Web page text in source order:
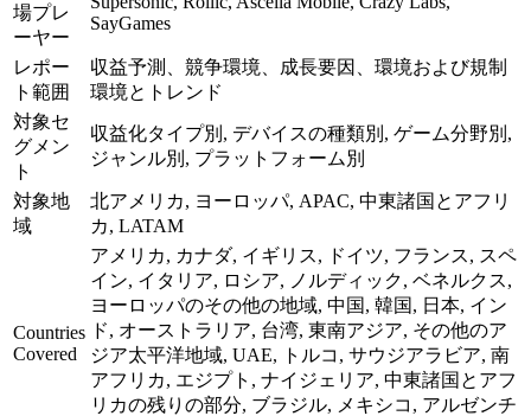
場プレ
ーヤー
SayGames
レポー
ト範囲
収益予測、競争環境、成長要因、環境および規制
環境とトレンド
対象セ
グメン
ト
収益化タイプ別, デバイスの種類別, ゲーム分野別,
ジャンル別, プラットフォーム別
対象地
域
北アメリカ, ヨーロッパ, APAC, 中東諸国とアフリ
カ, LATAM
Countries
Covered
アメリカ, カナダ, イギリス, ドイツ, フランス, スペ
イン, イタリア, ロシア, ノルディック, ベネルクス,
ヨーロッパのその他の地域, 中国, 韓国, 日本, イン
ド, オーストラリア, 台湾, 東南アジア, その他のア
ジア太平洋地域, UAE, トルコ, サウジアラビア, 南
アフリカ, エジプト, ナイジェリア, 中東諸国とアフ
リカの残りの部分, ブラジル, メキシコ, アルゼンチ